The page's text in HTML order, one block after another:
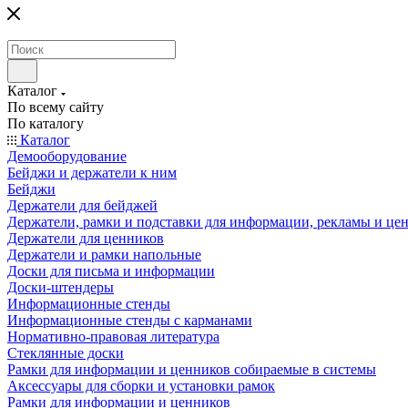
Каталог
По всему сайту
По каталогу
Каталог
Демооборудование
Бейджи и держатели к ним
Бейджи
Держатели для бейджей
Держатели, рамки и подставки для информации, рекламы и
Держатели для ценников
Держатели и рамки напольные
Доски для письма и информации
Доски-штендеры
Информационные стенды
Информационные стенды с карманами
Нормативно-правовая литература
Стеклянные доски
Рамки для информации и ценников собираемые в системы
Аксессуары для сборки и установки рамок
Рамки для информации и ценников